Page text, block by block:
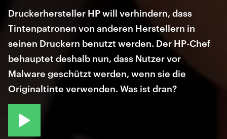
Druckerhersteller HP will verhindern, dass
Tintenpatronen von anderen Herstellern in
seinen Druckern benutzt werden. Der HP-Chef
behauptet deshalb nun, dass Nutzer vor
Malware geschützt werden, wenn sie die
Originaltinte verwenden. Was ist dran?